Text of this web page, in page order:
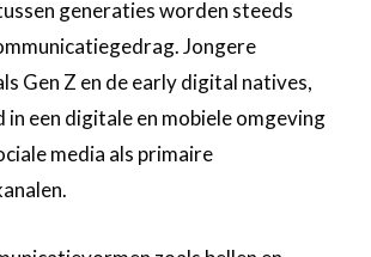
generaties worden steeds
Jongere
Gen Z en de early digital natives,
in een digitale en mobiele omgeving
media als primaire